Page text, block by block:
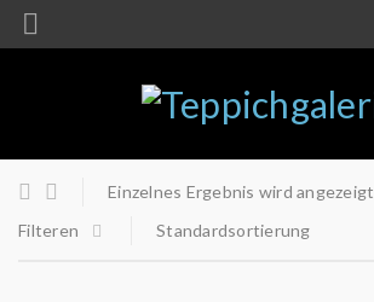
Einzelnes Ergebnis wird angezeigt
Filteren
Standardsortierung